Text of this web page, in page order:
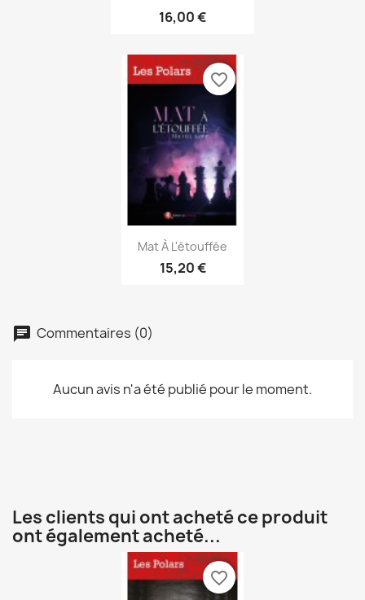
16,00 €
Aperçu rapide
Mat À L'étouffée
15,20 €
favorite_border
Commentaires (0)
Aucun avis n'a été publié pour le moment.
Les clients qui ont acheté ce produit
ont également acheté...
favorite_border